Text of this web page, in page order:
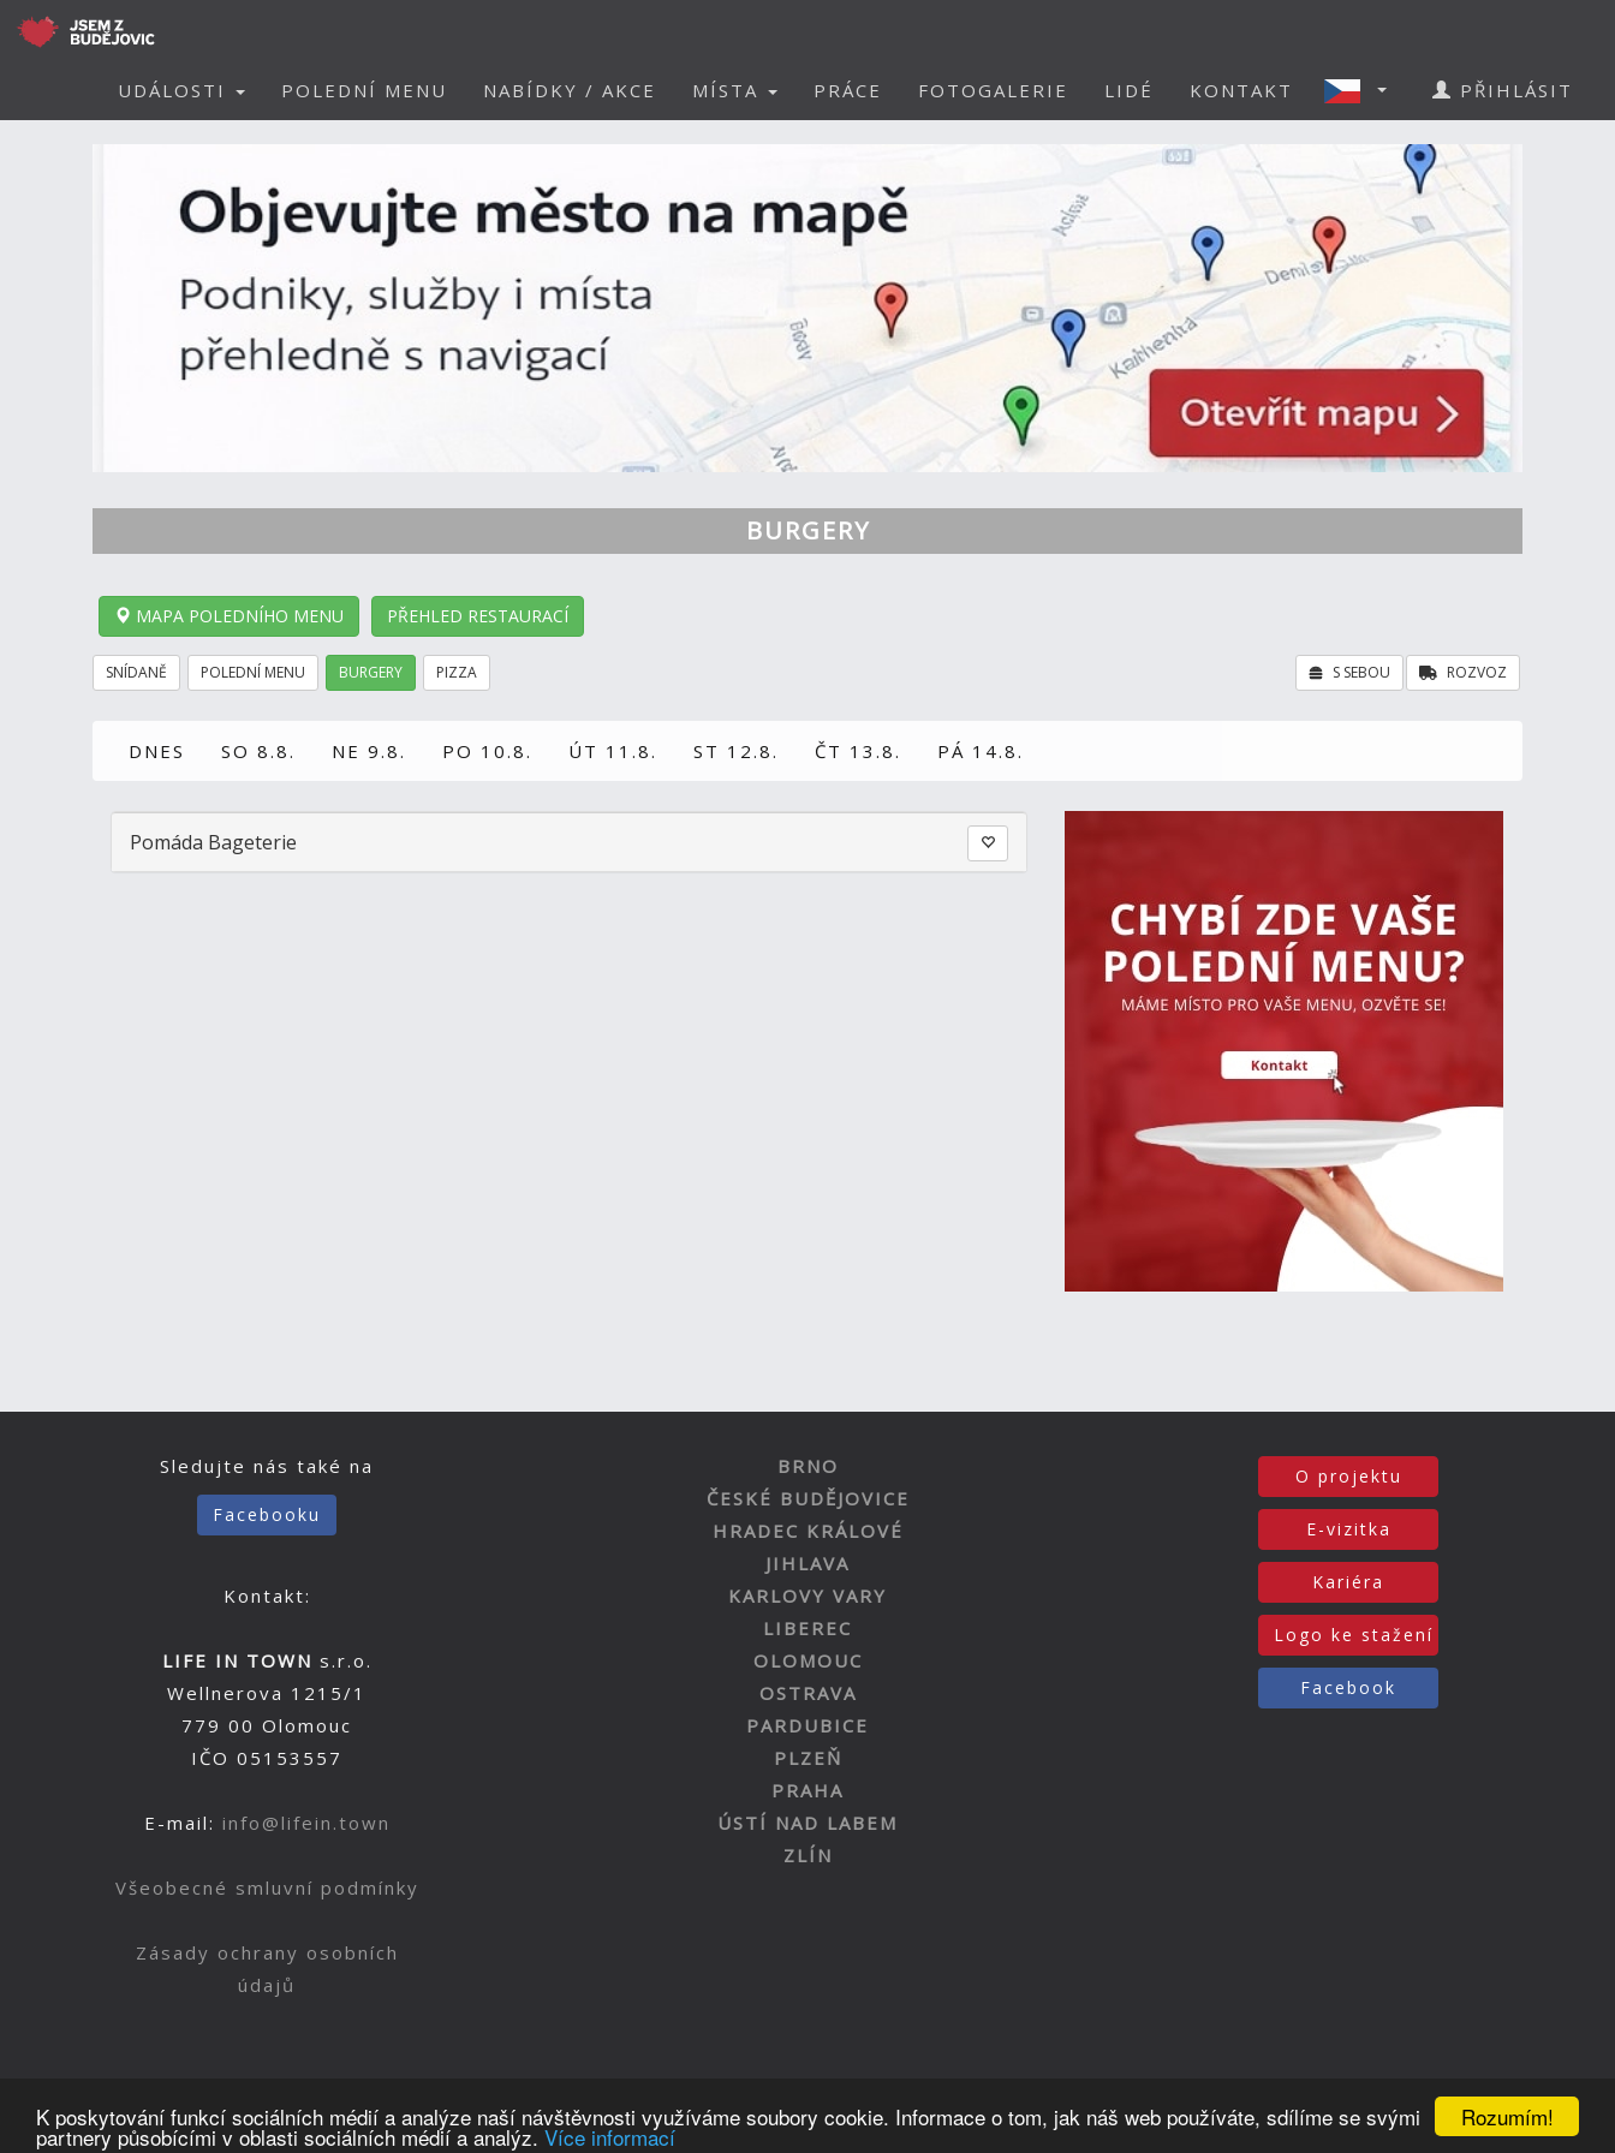
Rozumím!
K poskytování funkcí sociálních médií a analýze naší návštěvnosti využíváme soubory cookie. Informace o tom, jak náš web používáte, sdílíme se svými
partnery působícími v oblasti sociálních médií a analýz. Více informací
UDÁLOSTI POLEDNÍ MENU NABÍDKY / AKCE MÍSTA PRÁCE FOTOGALERIE LIDÉ KONTAKT PŘIHLÁSIT
BURGERY
MAPA POLEDNÍHO MENU PŘEHLED RESTAURACÍ
SNÍDANĚ POLEDNÍ MENU BURGERY PIZZA ROZVOZ
S SEBOU
DNES SO 8.8. NE 9.8. PO 10.8. ÚT 11.8. ST 12.8. ČT 13.8. PÁ 14.8.
Pomáda Bageterie
Sledujte nás také na
Facebooku
Kontakt:
LIFE IN TOWN s.r.o.
Wellnerova 1215/1
779 00 Olomouc
IČO 05153557
E-mail: info@lifein.town
Všeobecné smluvní podmínky
Zásady ochrany osobních
údajů
BRNO
ČESKÉ BUDĚJOVICE
HRADEC KRÁLOVÉ
JIHLAVA
KARLOVY VARY
LIBEREC
OLOMOUC
OSTRAVA
PARDUBICE
PLZEŇ
PRAHA
ÚSTÍ NAD LABEM
ZLÍN
O projektu
E-vizitka
Kariéra
Logo ke stažení
Facebook
Nahoru